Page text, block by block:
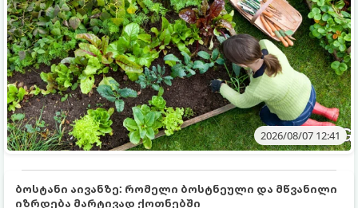
2026/08/07 12:41
ბოსტანი აივანზე: რომელი ბოსტნეული და მწვანილი
იზრდება მარტივად ქოთნებში